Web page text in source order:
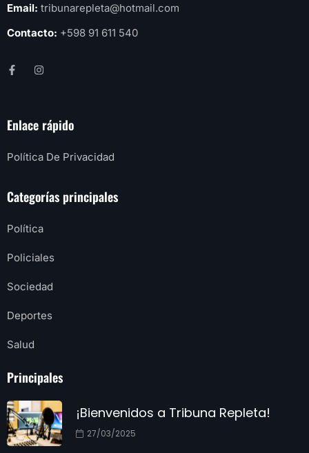
Email: tribunarepleta@hotmail.com
Contacto: +598 91 611 540
Enlace rápido
Política De Privacidad
Categorías principales
Política
Policiales
Sociedad
Deportes
Salud
Principales
¡Bienvenidos a Tribuna Repleta!
27/03/2025